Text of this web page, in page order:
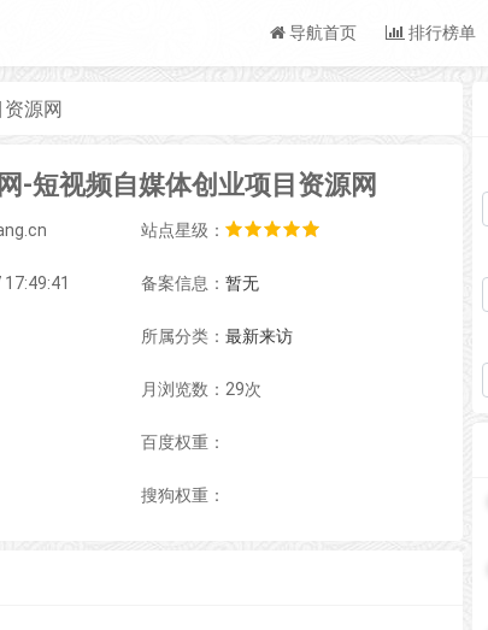
导航首页 排行榜单
源网
-短视频自媒体创业项目资源网
站点星级：
备案信息： 暂无
所属分类： 最新来访
月浏览数：29次
百度权重：
搜狗权重：